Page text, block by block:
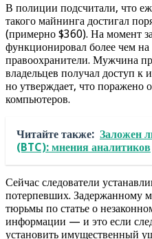
В полиции подсчитали, что
такого майнинга достигал
(примерно $360). На момент
функционировал более чем
правоохранители. Мужчина
владельцев получал доступ
но утверждает, что поражено
компьютеров.
Читайте также: Заложен
(BTC): мнения аналитиков
Сейчас следователи
потерпевших. Задержанному
тюрьмы по статье о
информации — и это если
установить имущественный